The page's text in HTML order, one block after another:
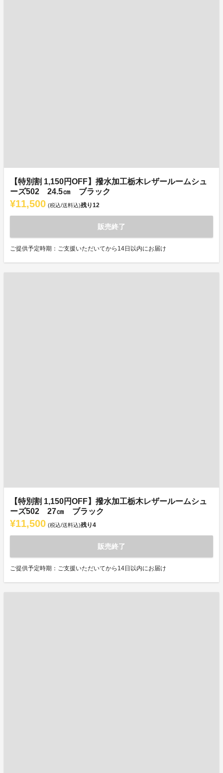
【特別割 1,150円OFF】撥水加工栃木レザールームシュ
ーズ502 24.5㎝ ブラック
¥11,500 (税込/送料込)残り12
販売終了
ご提供予定時期：ご支援いただいてから14日以内にお届け
【特別割 1,150円OFF】撥水加工栃木レザールームシュ
ーズ502 27㎝ ブラック
¥11,500 (税込/送料込)残り4
販売終了
ご提供予定時期：ご支援いただいてから14日以内にお届け